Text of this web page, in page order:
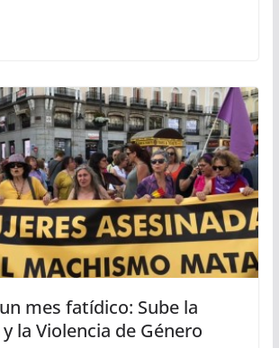
mes fatídico: Sube la
la Violencia de Género